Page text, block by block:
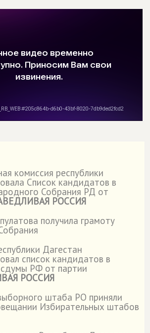
комиссия республики
Список кандидатов в
Собрания РД от
РОССИЯ
получила грамоту
Дагестан
список кандидатов в
РФ от партии
РОССИЯ
штаба РО приняли
Избирательных штабов